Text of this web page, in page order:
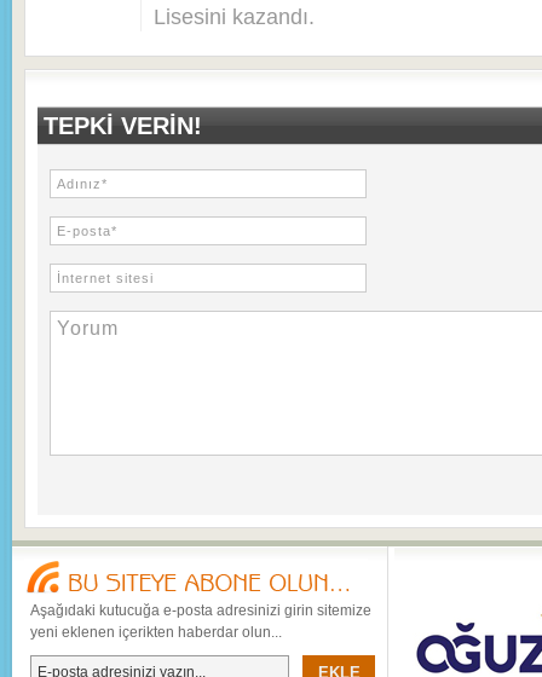
Lisesini kazandı.
TEPKI VERIN!
Aşağıdaki kutucuğa e-posta adresinizi girin sitemize
yeni eklenen içerikten haberdar olun...